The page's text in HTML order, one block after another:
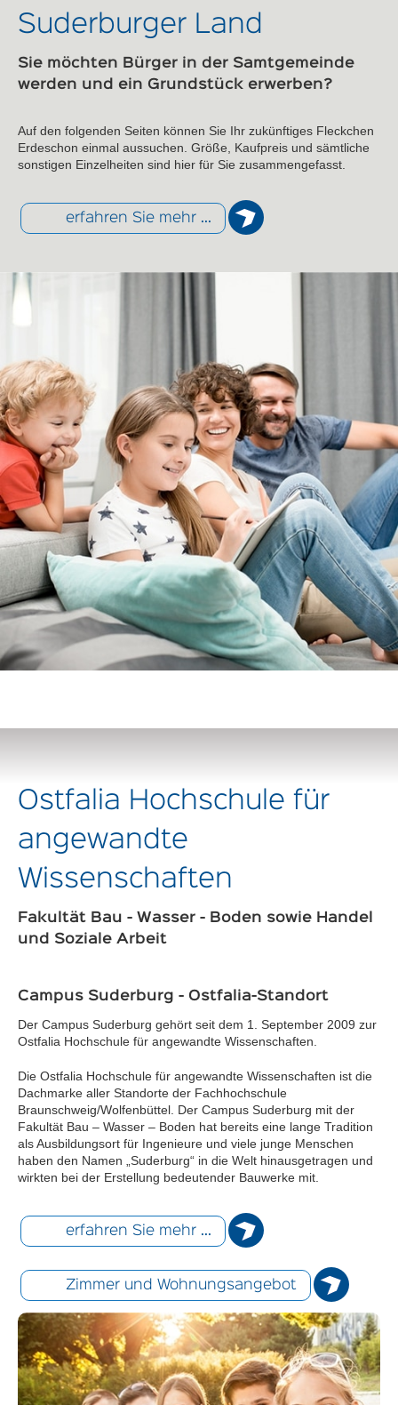
Suderburger Land
Sie möchten Bürger in der Samtgemeinde
werden und ein Grundstück erwerben?
Auf den folgenden Seiten können Sie Ihr zukünftiges Fleckchen
Erdeschon einmal aussuchen. Größe, Kaufpreis und sämtliche
sonstigen Einzelheiten sind hier für Sie zusammengefasst.
erfahren Sie mehr ...
Ostfalia Hochschule für
angewandte
Wissenschaften
Fakultät Bau - Wasser - Boden sowie Handel
und Soziale Arbeit
Campus Suderburg - Ostfalia-Standort
Der Campus Suderburg gehört seit dem 1. September 2009 zur
Ostfalia Hochschule für angewandte Wissenschaften.
Die Ostfalia Hochschule für angewandte Wissenschaften ist die
Dachmarke aller Standorte der Fachhochschule
Braunschweig/Wolfenbüttel. Der Campus Suderburg mit der
Fakultät Bau – Wasser – Boden hat bereits eine lange Tradition
als Ausbildungsort für Ingenieure und viele junge Menschen
haben den Namen „Suderburg“ in die Welt hinausgetragen und
wirkten bei der Erstellung bedeutender Bauwerke mit.
erfahren Sie mehr ...
Zimmer und Wohnungsangebot